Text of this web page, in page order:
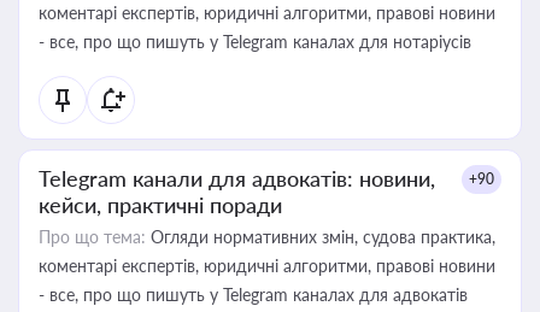
коментарі експертів, юридичні алгоритми, правові новини
- все, про що пишуть у Telegram каналах для нотаріусів
Telegram канали для адвокатів: новини,
кейси, практичні поради
+90
Про що тема: Огляди нормативних змін, судова практика,
коментарі експертів, юридичні алгоритми, правові новини
- все, про що пишуть у Telegram каналах для адвокатів